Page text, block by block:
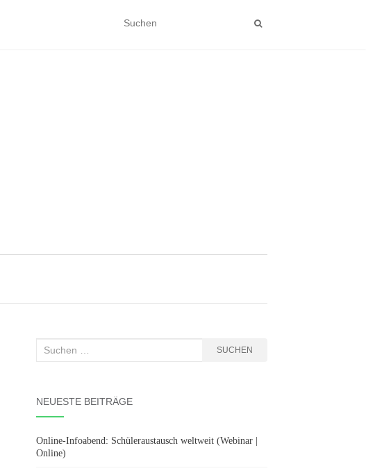
Suchen
SUCHEN
NEUESTE BEITRÄGE
Online-Infoabend: Schüleraustausch weltweit (Webinar |
Online)